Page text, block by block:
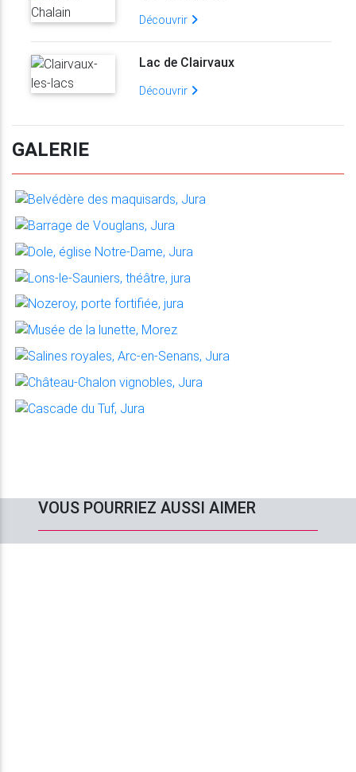
Découvrir
Lac de Clairvaux
Découvrir
GALERIE
VOUS POURRIEZ AUSSI AIMER